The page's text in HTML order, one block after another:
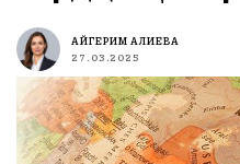
АЙГЕРИМ АЛИЕВА
27.03.2025